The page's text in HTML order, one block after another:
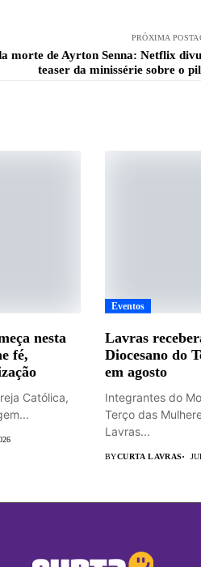
PRÓXIMA
morte de Ayrton Senna: Netflix
teaser da minissérie sobre o
nesta
fé,
Católica,
Eventos
Lavras
Diocesano do
em agosto
Integrantes do
Terço das
Lavras...
BYCURTA LAVRAS